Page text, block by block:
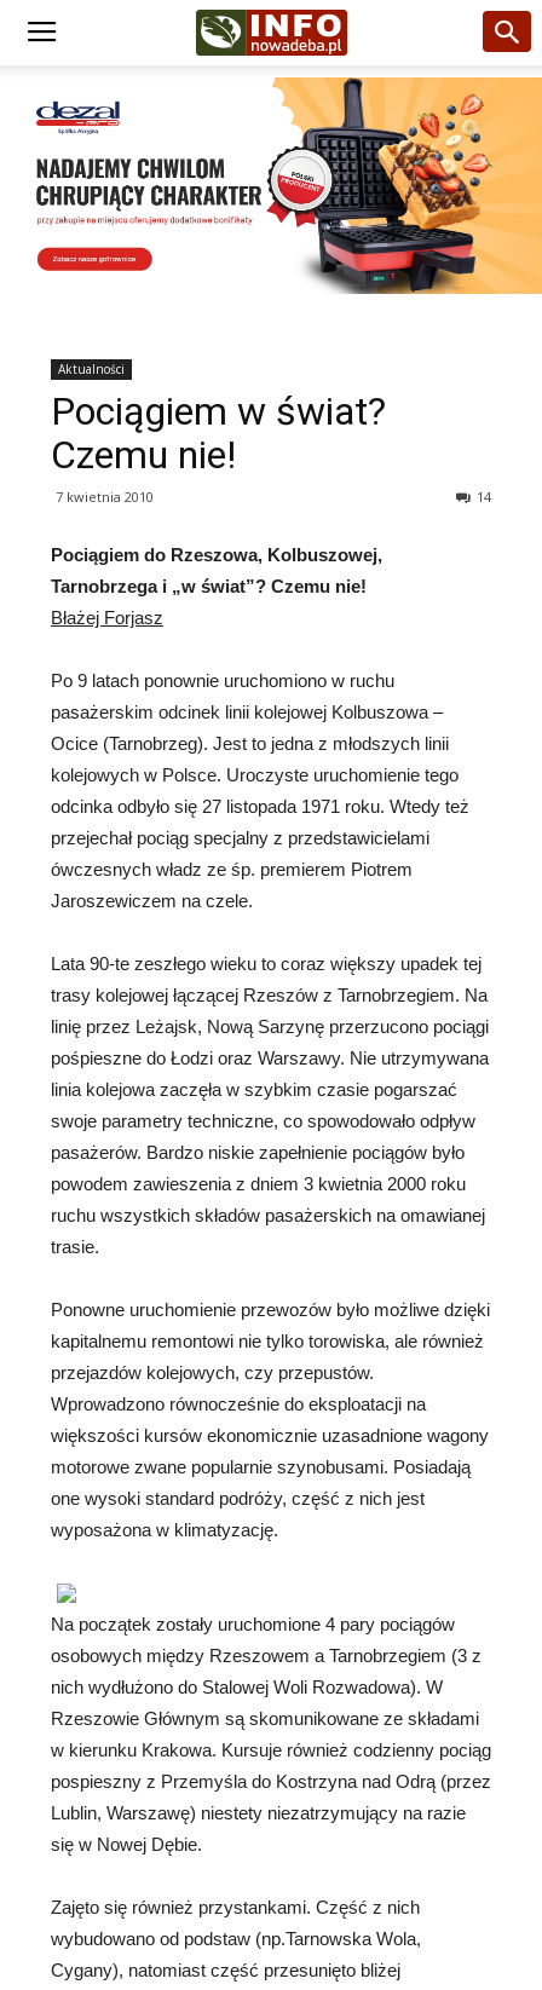
Aktualności
Pociągiem w świat?
Czemu nie!
7 kwietnia 2010 14
Pociągiem do Rzeszowa, Kolbuszowej,
Tarnobrzega i „w świat”? Czemu nie!
Błażej Forjasz
Po 9 latach ponownie uruchomiono w ruchu
pasażerskim odcinek linii kolejowej Kolbuszowa –
Ocice (Tarnobrzeg). Jest to jedna z młodszych linii
kolejowych w Polsce. Uroczyste uruchomienie tego
odcinka odbyło się 27 listopada 1971 roku. Wtedy też
przejechał pociąg specjalny z przedstawicielami
ówczesnych władz ze śp. premierem Piotrem
Jaroszewiczem na czele.
Lata 90-te zeszłego wieku to coraz większy upadek tej
trasy kolejowej łączącej Rzeszów z Tarnobrzegiem. Na
linię przez Leżajsk, Nową Sarzynę przerzucono pociągi
pośpieszne do Łodzi oraz Warszawy. Nie utrzymywana
linia kolejowa zaczęła w szybkim czasie pogarszać
swoje parametry techniczne, co spowodowało odpływ
pasażerów. Bardzo niskie zapełnienie pociągów było
powodem zawieszenia z dniem 3 kwietnia 2000 roku
ruchu wszystkich składów pasażerskich na omawianej
trasie.
Ponowne uruchomienie przewozów było możliwe dzięki
kapitalnemu remontowi nie tylko torowiska, ale również
przejazdów kolejowych, czy przepustów.
Wprowadzono równocześnie do eksploatacji na
większości kursów ekonomicznie uzasadnione wagony
motorowe zwane popularnie szynobusami. Posiadają
one wysoki standard podróży, część z nich jest
wyposażona w klimatyzację.
Na początek zostały uruchomione 4 pary pociągów
osobowych między Rzeszowem a Tarnobrzegiem (3 z
nich wydłużono do Stalowej Woli Rozwadowa). W
Rzeszowie Głównym są skomunikowane ze składami
w kierunku Krakowa. Kursuje również codzienny pociąg
pospieszny z Przemyśla do Kostrzyna nad Odrą (przez
Lublin, Warszawę) niestety niezatrzymujący na razie
się w Nowej Dębie.
Zajęto się również przystankami. Część z nich
wybudowano od podstaw (np.Tarnowska Wola,
Cygany), natomiast część przesunięto bliżej